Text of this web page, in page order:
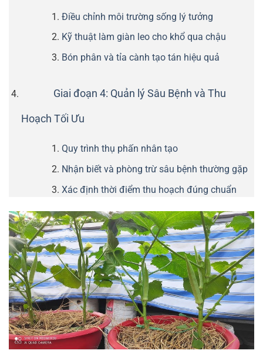
Điều chỉnh môi trường sống lý tưởng
Kỹ thuật làm giàn leo cho khổ qua chậu
Bón phân và tỉa cành tạo tán hiệu quả
Giai đoạn 4: Quản lý Sâu Bệnh và Thu
Hoạch Tối Ưu
Quy trình thụ phấn nhân tạo
Nhận biết và phòng trừ sâu bệnh thường gặp
Xác định thời điểm thu hoạch đúng chuẩn